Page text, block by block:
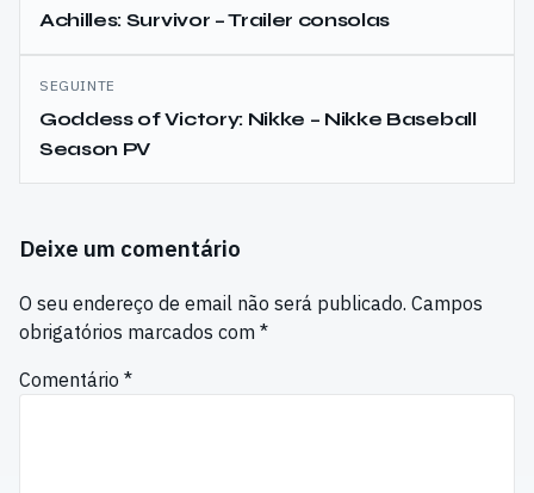
de
artigos
Achilles: Survivor – Trailer consolas
SEGUINTE
Goddess of Victory: Nikke – Nikke Baseball
Season PV
Deixe um comentário
O seu endereço de email não será publicado. Campos
obrigatórios marcados com *
Comentário *